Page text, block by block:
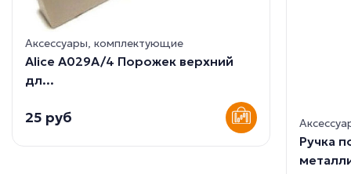
Аксессуары, комплектующие
Alice A029A/4 Порожек верхний
дл...
25 руб
Ручка